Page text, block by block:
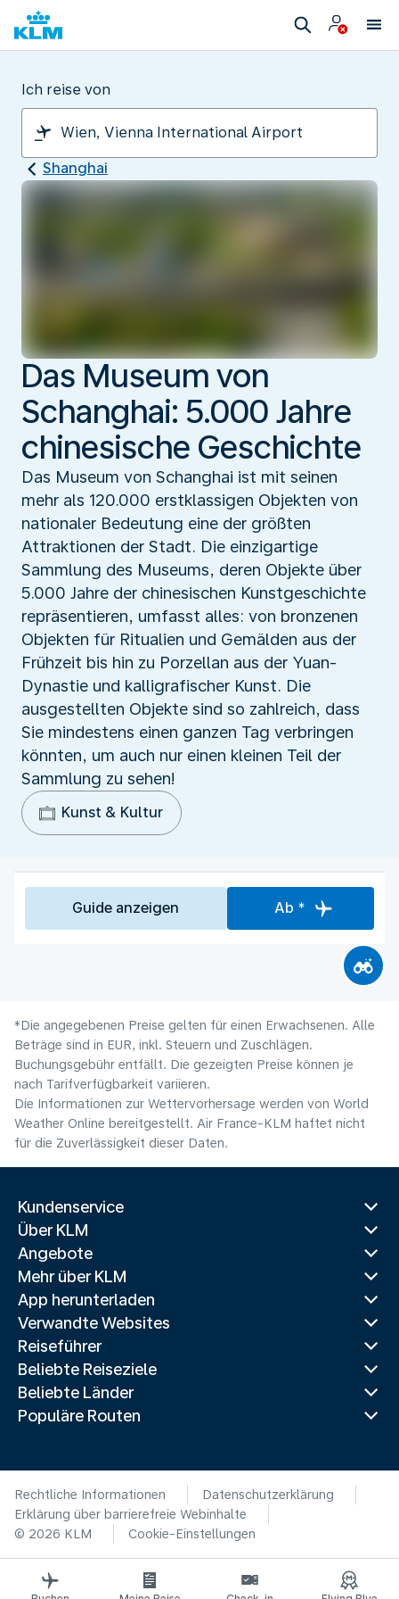
Ich reise von
Shanghai
Das Museum von
Schanghai: 5.000 Jahre
chinesische Geschichte
Das Museum von Schanghai ist mit seinen
mehr als 120.000 erstklassigen Objekten von
nationaler Bedeutung eine der größten
Attraktionen der Stadt. Die einzigartige
Sammlung des Museums, deren Objekte über
5.000 Jahre der chinesischen Kunstgeschichte
repräsentieren, umfasst alles: von bronzenen
Objekten für Ritualien und Gemälden aus der
Frühzeit bis hin zu Porzellan aus der Yuan-
Dynastie und kalligrafischer Kunst. Die
ausgestellten Objekte sind so zahlreich, dass
Sie mindestens einen ganzen Tag verbringen
könnten, um auch nur einen kleinen Teil der
Sammlung zu sehen!
Kunst & Kultur
Guide anzeigen Ab *
*Die angegebenen Preise gelten für einen Erwachsenen. Alle
Beträge sind in EUR, inkl. Steuern und Zuschlägen.
Buchungsgebühr entfällt. Die gezeigten Preise können je
nach Tarifverfügbarkeit variieren.
Die Informationen zur Wettervorhersage werden von World
Weather Online bereitgestellt. Air France-KLM haftet nicht
für die Zuverlässigkeit dieser Daten.
Kundenservice
Über KLM
Angebote
Mehr über KLM
App herunterladen
Verwandte Websites
Reiseführer
Beliebte Reiseziele
Beliebte Länder
Populäre Routen
Rechtliche Informationen
Datenschutzerklärung
Erklärung über barrierefreie Webinhalte
© 2026 KLM
Cookie-Einstellungen